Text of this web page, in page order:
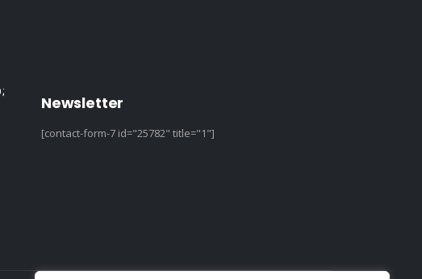
Newsletter
[contact-form-7 id="25782" title="1"]